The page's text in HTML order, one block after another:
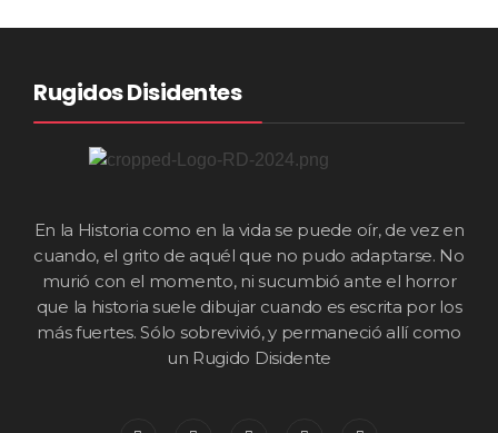
Rugidos Disidentes
En la Historia como en la vida se puede oír, de vez en
cuando, el grito de aquél que no pudo adaptarse. No
murió con el momento, ni sucumbió ante el horror
que la historia suele dibujar cuando es escrita por los
más fuertes. Sólo sobrevivió, y permaneció allí como
un Rugido Disidente